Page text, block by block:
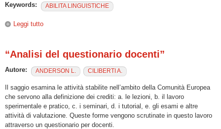
Keywords: ABILITA LINGUISTICHE
Leggi tutto
“Analisi del questionario docenti”
Autore: ANDERSON L. CILIBERTI A.
Il saggio esamina le attività stabilite nell’ambito della Comunità Europea
che servono alla definizione dei crediti: a. le lezioni, b. il lavoro
sperimentale e pratico, c. i seminari, d. i tutorial, e. gli esami e altre
attività di valutazione. Queste forme vengono scrutinate in questo lavoro
attraverso un questionario per docenti.